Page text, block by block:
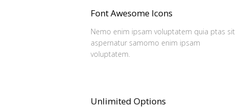
Font Awesome Icons
Nemo enim ipsam voluptatem quia ptas sit
aspernatur samomo enim ipsam
voluptatem.
Unlimited Options